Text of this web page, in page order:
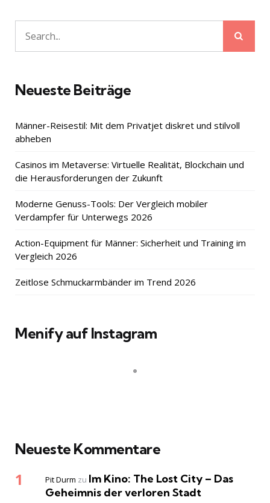
Search
for:
Neueste Beiträge
Männer-Reisestil: Mit dem Privatjet diskret und stilvoll
abheben
Casinos im Metaverse: Virtuelle Realität, Blockchain und
die Herausforderungen der Zukunft
Moderne Genuss-Tools: Der Vergleich mobiler
Verdampfer für Unterwegs 2026
Action-Equipment für Männer: Sicherheit und Training im
Vergleich 2026
Zeitlose Schmuckarmbänder im Trend 2026
Menify auf Instagram
Neueste Kommentare
Pit Durm zu Im Kino: The Lost City – Das
Geheimnis der verloren Stadt